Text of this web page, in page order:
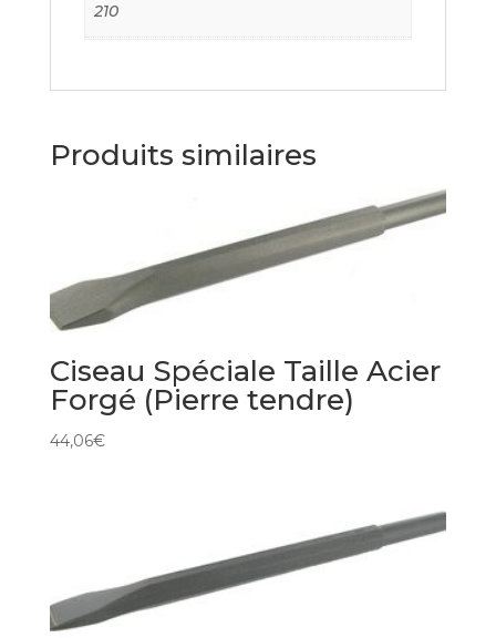
210
Produits similaires
Ciseau Spéciale Taille Acier
Forgé (Pierre tendre)
44,06€